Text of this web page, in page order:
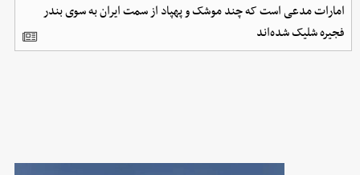
امارات مدعی است که چند موشک‌ و پهپاد از سمت ایران به سوی بندر
فجیره شلیک شده‌اند